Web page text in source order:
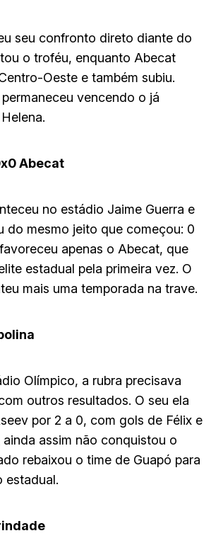
seu confronto direto diante do
o troféu, enquanto Abecat
Oeste e também subiu.
vencendo o já
Abecat
no estádio Jaime Guerra e
do mesmo jeito que começou: 0
apenas o Abecat, que
estadual pela primeira vez. O
mais uma temporada na trave.
Olímpico, a rubra precisava
outros resultados. O seu ela
por 2 a 0, com gols de Félix e
ainda assim não conquistou o
rebaixou o time de Guapó para
estadual.